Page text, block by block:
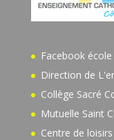
Facebook école
Direction de
Collège Sacré
Mutuelle Saint
Centre de loisirs